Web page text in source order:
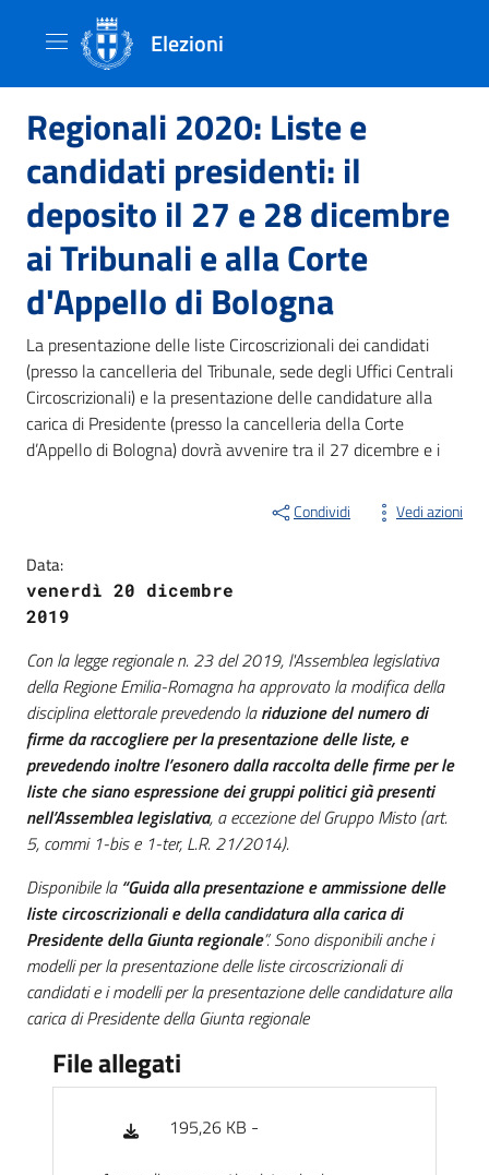
Elezioni
Regionali 2020: Liste e
candidati presidenti: il
deposito il 27 e 28 dicembre
ai Tribunali e alla Corte
d'Appello di Bologna
La presentazione delle liste Circoscrizionali dei candidati
(presso la cancelleria del Tribunale, sede degli Uffici Centrali
Circoscrizionali) e la presentazione delle candidature alla
carica di Presidente (presso la cancelleria della Corte
d’Appello di Bologna) dovrà avvenire tra il 27 dicembre e i
Condividi Vedi azioni
Data:
venerdì 20 dicembre
2019
Con la legge regionale n. 23 del 2019, l'Assemblea legislativa
della Regione Emilia-Romagna ha approvato la modifica della
disciplina elettorale prevedendo lariduzione del numero di
firme da raccogliere per la presentazione delle liste, e
prevedendo inoltre l’esonero dalla raccolta delle firme per le
liste che siano espressione dei gruppi politici già presenti
nell’Assemblea legislativa, a eccezione del Gruppo Misto (art.
5, commi 1-bis e 1-ter, L.R. 21/2014).
Disponibile la “Guida alla presentazione e ammissione delle
liste circoscrizionali e della candidatura alla carica di
Presidente della Giunta regionale”. Sono disponibili anche i
modelli per la presentazione delle liste circoscrizionali di
candidati e i modelli per la presentazione delle candidature alla
carica di Presidente della Giunta regionale
File allegati
195,26 KB -